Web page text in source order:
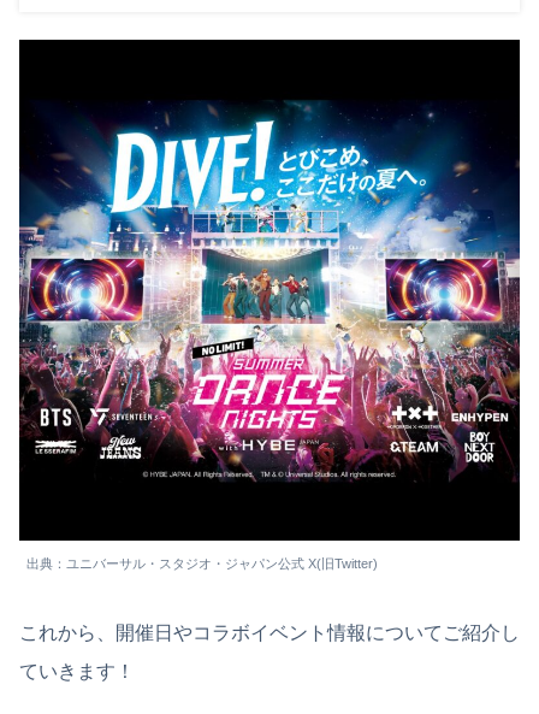
出典：ユニバーサル・スタジオ・ジャパン公式 X(旧Twitter)
これから、開催日やコラボイベント情報についてご紹介し
ていきます！